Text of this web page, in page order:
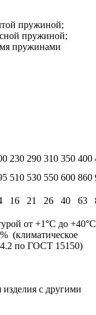
пружиной;
пружиной;
пружинами
230 290 310 350 400
510 530 550 600 860
16 21 26 40 63
от +1°С до
(климатическое
по ГОСТ 15150)
с другими